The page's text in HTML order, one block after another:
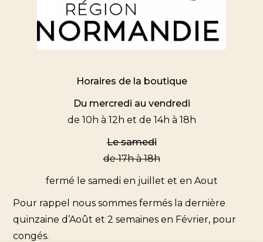
Horaires de la boutique
Du mercredi au vendredi
de 10h à 12h et de 14h à 18h
Le samedi
de 17h à 18h
fermé le samedi en juillet et en Aout
Pour rappel nous sommes fermés la dernière
quinzaine d’Août et 2 semaines en Février, pour
congés.